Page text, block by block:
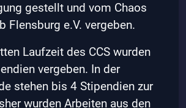
gestellt und vom Chaos
Flensburg e.V. vergeben.
Laufzeit des CCS wurden
vergeben. In der
stehen bis 4 Stipendien zur
wurden Arbeiten aus den